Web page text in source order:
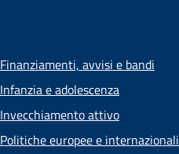
Finanziamenti, avvisi e bandi
Infanzia e adolescenza
Invecchiamento attivo
Politiche europee e internazionali